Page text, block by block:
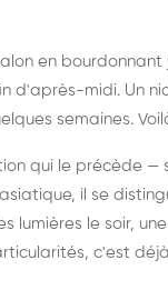
en
d'après-midi. Un
semaines.
qui le précède —
il se
lumières le soir,
c'est